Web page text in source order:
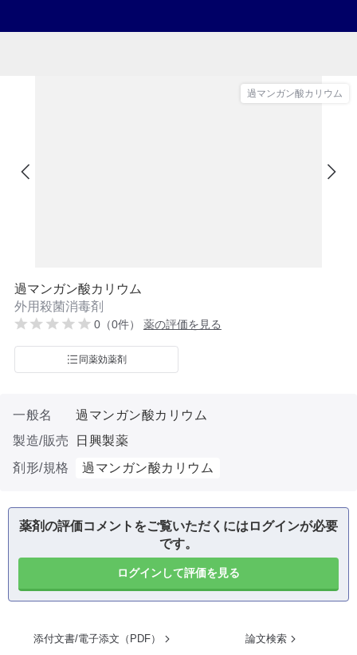
過マンガン酸カリウム
過マンガン酸カリウム
外用殺菌消毒剤
0（0件） 薬の評価を見る
同薬効薬剤
一般名
過マンガン酸カリウム
製造/販売
日興製薬
剤形/規格
過マンガン酸カリウム
薬剤の評価コメントをご覧いただくにはログインが必要
です。
ログインして評価を見る
添付文書/電子添文（PDF） 論文検索